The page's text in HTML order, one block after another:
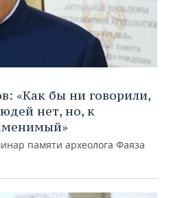
«Как бы ни говорили,
нет, но, к
памяти археолога Фаяза